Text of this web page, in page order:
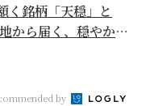
く銘柄「天穏」と
から届く、穏やかで
by